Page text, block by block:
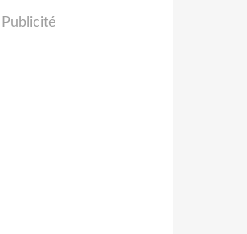
Publicité